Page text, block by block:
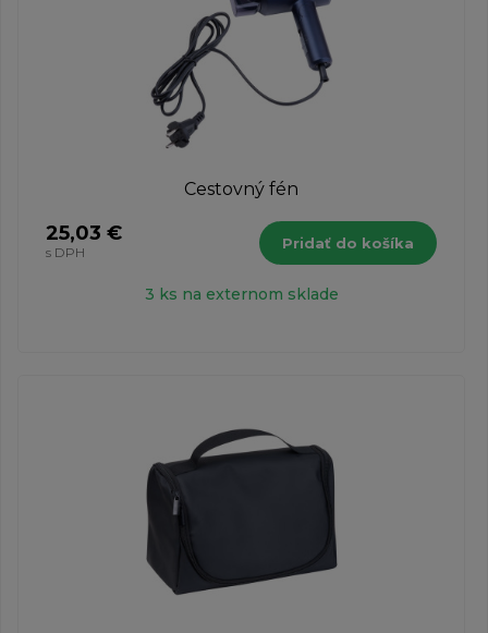
Cestovný fén
25,03 €
s DPH
Pridať do košíka
3 ks na externom sklade